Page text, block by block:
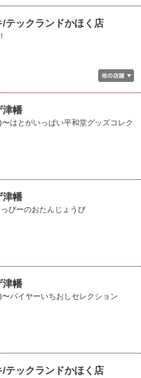
/テックランドかほく店
津幡
はとがいっぱい平和堂グッズコレク
津幡
ぴーのおたんじょうび
津幡
バイヤーいちおしセレクション
/テックランドかほく店